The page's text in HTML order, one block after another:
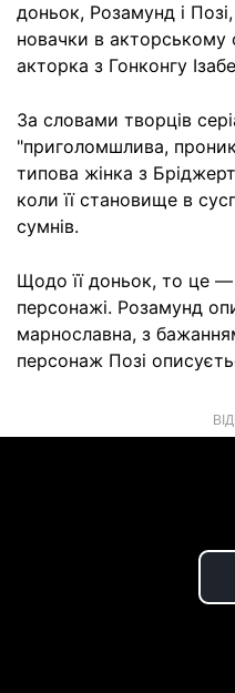
доньок, Розамунд і
новачки в акторському
акторка з Гонконгу
За словами творців
"приголомшлива,
типова жінка з
коли її становище в
сумнів.
Щодо її доньок, то це —
персонажі. Розамунд
марнославна, з
персонаж Позі